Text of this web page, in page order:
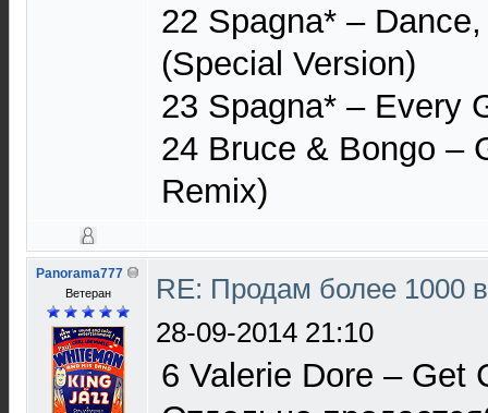
22 Spagna* ‎–
(Special Version)
23 Spagna* ‎– Every
24 Bruce & Bongo ‎–
Remix)
Panorama777
Ветеран
RE: Продам более 1000
28-09-2014 21:10
6 Valerie Dore ‎– Get